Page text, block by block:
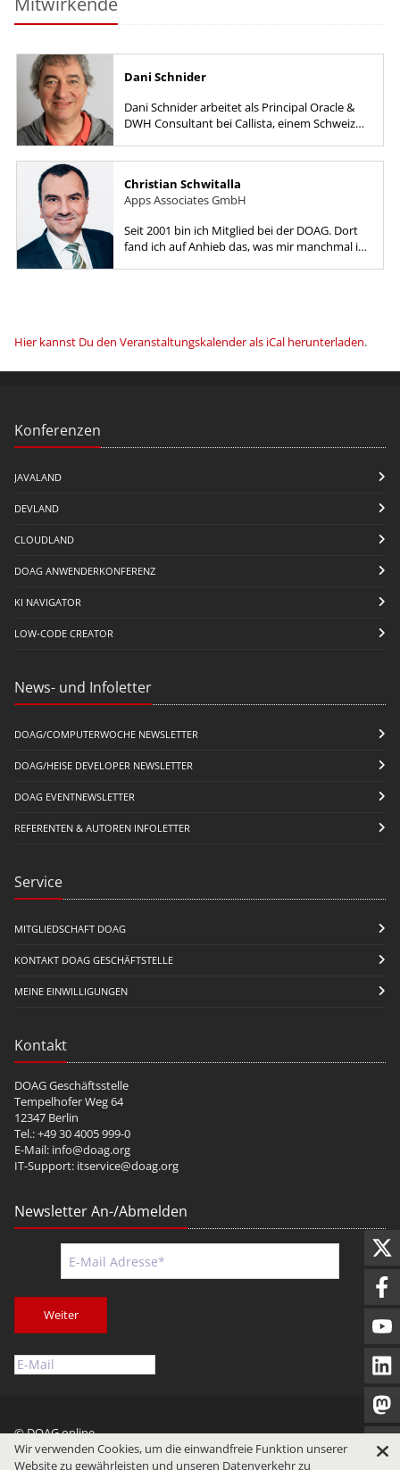
Dani Schnider
Dani Schnider arbeitet als Principal Oracle &
DWH Consultant bei Callista, einem Schweizer
Christian Schwitalla
Apps Associates GmbH
Seit 2001 bin ich Mitglied bei der DOAG. Dort
fand ich auf Anhieb das, was mir manchmal im
Hier kannst Du den Veranstaltungskalender als iCal herunterladen.
Konferenzen
JAVALAND
DEVLAND
CLOUDLAND
DOAG ANWENDERKONFERENZ
KI NAVIGATOR
LOW-CODE CREATOR
News- und Infoletter
DOAG/COMPUTERWOCHE NEWSLETTER
DOAG/HEISE DEVELOPER NEWSLETTER
DOAG EVENTNEWSLETTER
REFERENTEN & AUTOREN INFOLETTER
Service
MITGLIEDSCHAFT DOAG
KONTAKT DOAG GESCHÄFTSTELLE
MEINE EINWILLIGUNGEN
Kontakt
DOAG Geschäftsstelle
Tempelhofer Weg 64
12347 Berlin
Tel.: +49 30 4005 999-0
E-Mail: info@doag.org
IT-Support: itservice@doag.org
Newsletter An-/Abmelden
Weiter
© DOAG online
Impressum
Datenschutz Nutzungsbedingungen
Wir verwenden Cookies, um die einwandfreie Funktion unserer
Website zu gewährleisten und unseren Datenverkehr zu